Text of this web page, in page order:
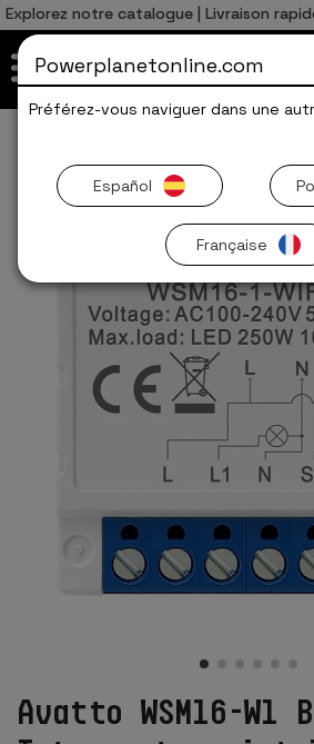
Avatto WSM16-W1
Powerplanetonline.com
Préférez-vous naviguer dans une
Español
Française
Español